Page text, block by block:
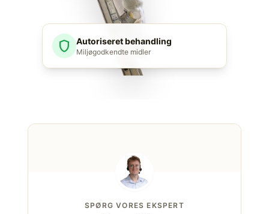
shield Autoriseret behandling
Miljøgodkendte midler
SPØRG VORES EKSPERT